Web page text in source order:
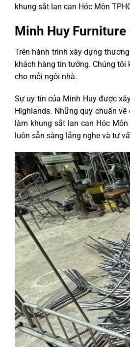
khung sắt lan can Hóc Môn
Minh Huy Furniture
Trên hành trình xây dựng
khách hàng tin tưởng. Chúng
cho mỗi ngôi nhà.
Sự uy tín của Minh Huy được
Highlands. Những quy chuẩn
làm khung sắt lan can Hóc
luôn sẵn sàng lắng nghe và tư